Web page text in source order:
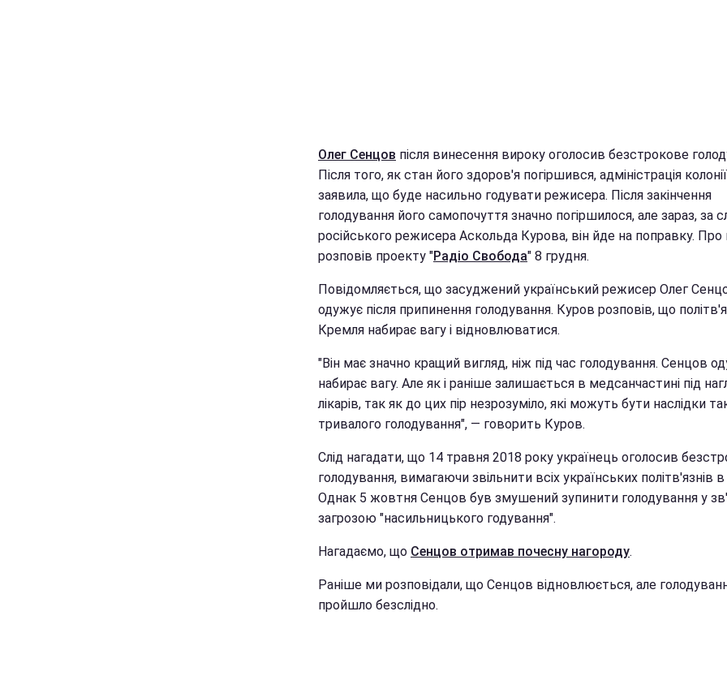
Олег Сенцов після винесення вироку оголосив безстрокове
Після того, як стан його здоров'я погіршився, адміністрація колонії
заявила, що буде насильно годувати режисера. Після закінчення
голодування його самопочуття значно погіршилося, але зараз, за
російського режисера Аскольда Курова, він йде на поправку. Про
розповів проекту "Радіо Свобода" 8 грудня.
Повідомляється, що засуджений український режисер Олег
одужує після припинення голодування. Куров розповів, що
Кремля набирає вагу і відновлюватися.
"Він має значно кращий вигляд, ніж під час голодування. Сенцов
набирає вагу. Але як і раніше залишається в медсанчастині під
лікарів, так як до цих пір незрозуміло, які можуть бути наслідки
тривалого голодування", — говорить Куров.
Слід нагадати, що 14 травня 2018 року українець оголосив
голодування, вимагаючи звільнити всіх українських політв'язнів
Однак 5 жовтня Сенцов був змушений зупинити голодування у
загрозою "насильницького годування".
Нагадаємо, що Сенцов отримав почесну нагороду.
Раніше ми розповідали, що Сенцов відновлюється, але
пройшло безслідно.